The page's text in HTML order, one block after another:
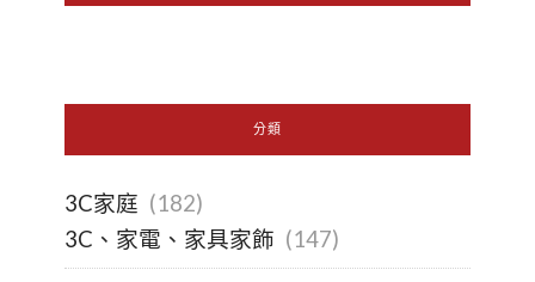
分類
3C家庭 (182)
3C、家電、家具家飾 (147)